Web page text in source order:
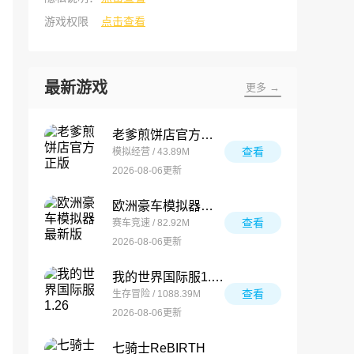
游戏权限
点击查看
最新游戏 更多 →
老爹煎饼店官方正版
模拟经营 / 43.89M
2026-08-06更新
查看
欧洲豪车模拟器最新版
赛车竞速 / 82.92M
2026-08-06更新
查看
我的世界国际服1.26
生存冒险 / 1088.39M
2026-08-06更新
查看
七骑士ReBIRTH